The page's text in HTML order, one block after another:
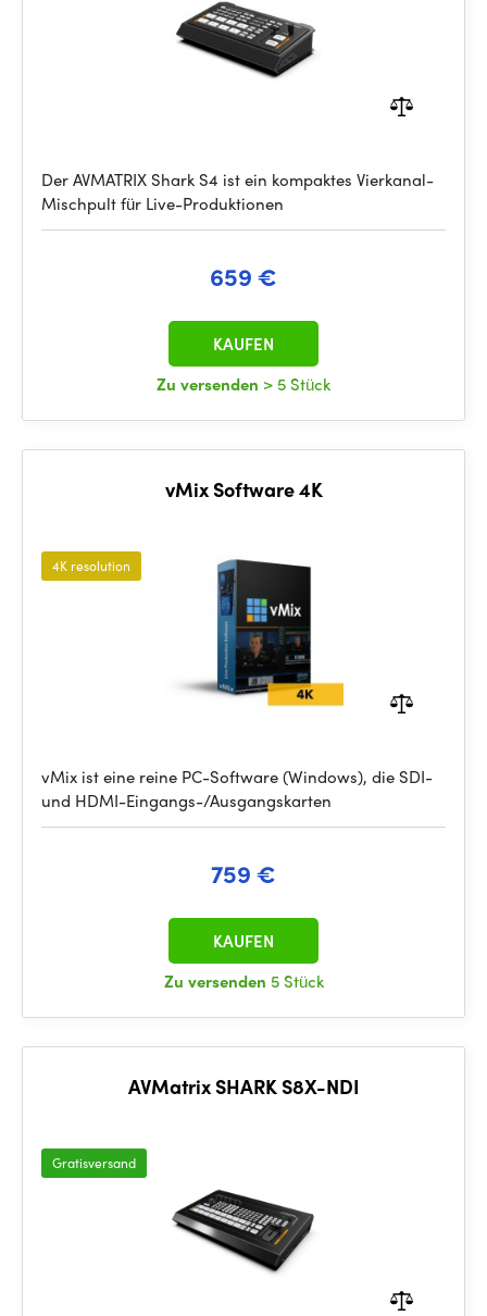
Der AVMATRIX Shark S4 ist ein kompaktes Vierkanal-
Mischpult für Live-Produktionen
659 €
Zu versenden > 5 Stück
KAUFEN
vMix Software 4K
4K resolution
vMix ist eine reine PC-Software (Windows), die SDI-
und HDMI-Eingangs-/Ausgangskarten
759 €
Zu versenden 5 Stück
KAUFEN
AVMatrix SHARK S8X-NDI
Gratisversand